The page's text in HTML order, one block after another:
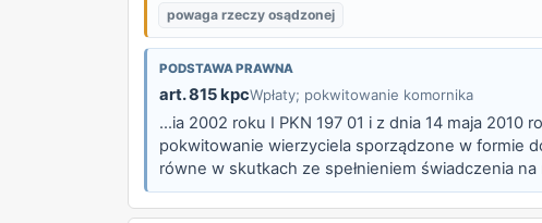
powaga rzeczy osądzonej
PODSTAWA PRAWNA
art. 815 kpcWpłaty; pokwitowanie komornika
...ia 2002 roku I PKN 197 01 i z dnia 14 maja
pokwitowanie wierzyciela sporządzone w formie
równe w skutkach ze spełnieniem świadczenia
podejmowanych czynności egzekucyjnych – za